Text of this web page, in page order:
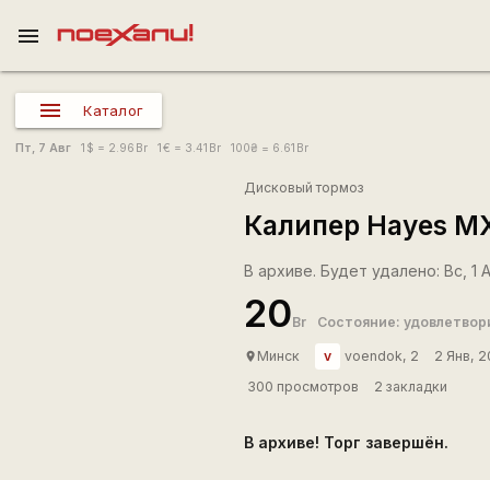
menu
Каталог
Пт, 7 Авг 1 $ = 2.96 Br 1€ = 3.41 Br 100₴ = 6.61 Br
Дисковый тормоз
Калипер Hayes
В архиве. Будет удалено: Вс, 1
20Br Состояние:
place Минск v voendok, 2
2 Янв,
300 просмотров
2 закладки
В архиве! Торг завершён.